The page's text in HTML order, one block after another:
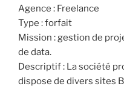
Agence : Freelance
Type : forfait
Mission : gestion de
de data.
Descriptif : La société
dispose de divers sites